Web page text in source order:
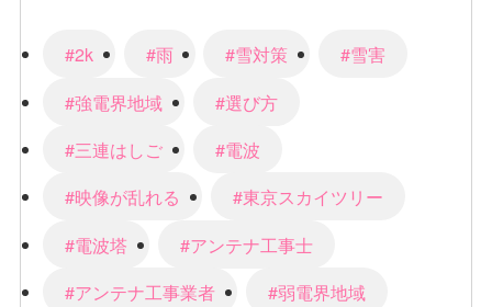
#2k #雨 #雪対策
#雪害
#強電界地域
#選び方
#三連はしご
#電波
#映像が乱れる
#東京スカイツリー
#電波塔
#アンテナ工事士
#アンテナ工事業者
#弱電界地域